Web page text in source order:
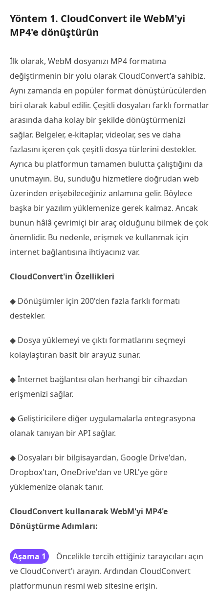
Yöntem 1. CloudConvert ile WebM'yi
MP4'e dönüştürün
İlk olarak, WebM dosyanızı MP4 formatına
değiştirmenin bir yolu olarak CloudConvert'a sahibiz.
Aynı zamanda en popüler format dönüştürücülerden
biri olarak kabul edilir. Çeşitli dosyaları farklı formatlar
arasında daha kolay bir şekilde dönüştürmenizi
sağlar. Belgeler, e-kitaplar, videolar, ses ve daha
fazlasını içeren çok çeşitli dosya türlerini destekler.
Ayrıca bu platformun tamamen bulutta çalıştığını da
unutmayın. Bu, sunduğu hizmetlere doğrudan web
üzerinden erişebileceğiniz anlamına gelir. Böylece
başka bir yazılım yüklemenize gerek kalmaz. Ancak
bunun hâlâ çevrimiçi bir araç olduğunu bilmek de çok
önemlidir. Bu nedenle, erişmek ve kullanmak için
internet bağlantısına ihtiyacınız var.
CloudConvert'in Özellikleri
◆ Dönüşümler için 200'den fazla farklı formatı
destekler.
◆ Dosya yüklemeyi ve çıktı formatlarını seçmeyi
kolaylaştıran basit bir arayüz sunar.
◆ İnternet bağlantısı olan herhangi bir cihazdan
erişmenizi sağlar.
◆ Geliştiricilere diğer uygulamalarla entegrasyona
olanak tanıyan bir API sağlar.
◆ Dosyaları bir bilgisayardan, Google Drive'dan,
Dropbox'tan, OneDrive'dan ve URL'ye göre
yüklemenize olanak tanır.
CloudConvert kullanarak WebM'yi MP4'e
Dönüştürme Adımları:
Aşama 1
Öncelikle tercih ettiğiniz tarayıcıları açın
ve CloudConvert'ı arayın. Ardından CloudConvert
platformunun resmi web sitesine erişin.